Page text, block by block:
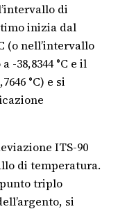
di
inizia dal
(o nell’intervallo
38,8344 °C e il
°C) e si
ITS-90
di temperatura.
triplo
si